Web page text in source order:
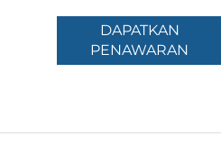
DAPATKAN
PENAWARAN